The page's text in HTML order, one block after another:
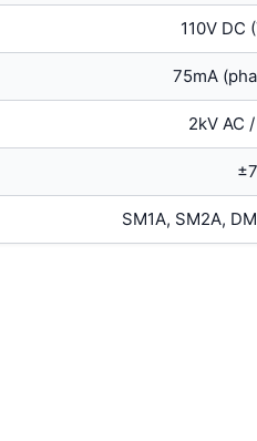
110V DC
75mA
2kV AC
SM1A, SM2A,